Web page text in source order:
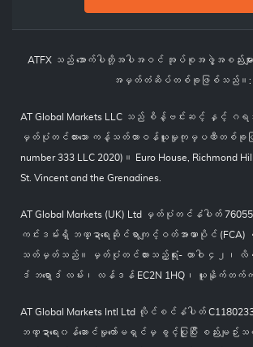
ATFX သည် အောက်ပါတို့အပါအဝင် အုပ်စုအဖွဲ့အစည်းများမှ
အမှတ်တံဆိပ်တစ်ခုဖြစ်သည်။:
AT Global Markets LLC သည် စိန့်ဗင်းဆင့် နှင့် ဂ
မှတ်ပုံတင်ထားသော ကန့်သတ်တာဝန်ယူမှုကုမ္ပဏီတစ်ခုဖြ
number 333 LLC 2020)။ Euro House, Richmond
St. Vincent and the Grenadines.
AT Global Markets (UK) Ltd မှတ်ပုံတင်နံပါတ်
ကင်းဒမ်းရှိ ဘဏ္ဍာရေးဆိုင်ရာကျင့်ဝတ်အာဏာပိုင် (FCA) မှ
သတ်မှတ်သည်။ မှတ်ပုံတင်ထားသည့်ရုံး- တာဝါ ၄၂၊
ဒ် ဘရော့ဒ် လမ်း၊ လန်ဒန် EC2N 1HQ၊ ယူနိုက်တက်က
AT Global Markets Intl Ltd လိုင်စင်နံပါတ်
ဘဏ္ဍာရေး၀န်ဆောင်မှုကော်မရှင်မှ ခွင့်ပြုပြီး စည်းမျ